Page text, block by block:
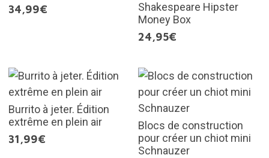
34,99€
Shakespeare Hipster
Money Box
24,95€
Burrito à jeter. Édition
extrême en plein air
31,99€
Blocs de construction
pour créer un chiot mini
Schnauzer